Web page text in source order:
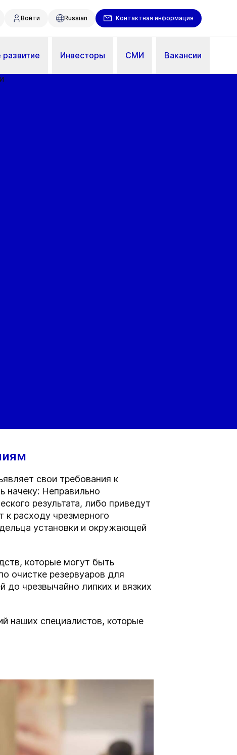
Войти Russian Контактная информация
развитие Инвесторы СМИ Вакансии
свои требования к
начеку: Неправильно
результата, либо приведут
расходу чрезмерного
установки и окружающей
которые могут быть
очистке резервуаров для
чрезвычайно липких и вязких
наших специалистов, которые